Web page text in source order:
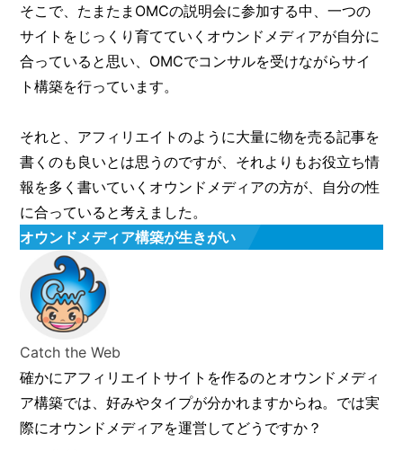
そこで、たまたまOMCの説明会に参加する中、一つの
サイトをじっくり育てていくオウンドメディアが自分に
合っていると思い、OMCでコンサルを受けながらサイ
ト構築を行っています。
それと、アフィリエイトのように大量に物を売る記事を
書くのも良いとは思うのですが、それよりもお役立ち情
報を多く書いていくオウンドメディアの方が、自分の性
に合っていると考えました。
オウンドメディア構築が生きがい
Catch the Web
確かにアフィリエイトサイトを作るのとオウンドメディ
ア構築では、好みやタイプが分かれますからね。では実
際にオウンドメディアを運営してどうですか？